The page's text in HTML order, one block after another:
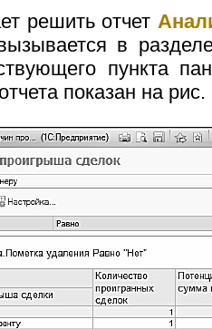
решить отчет
в
пункта
показан на рис.